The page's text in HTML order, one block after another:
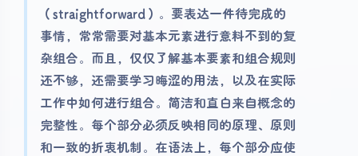
（straightforward）。要表达一件待完成的
事情，常常需要对基本元素进行意料不到的复
杂组合。而且，仅仅了解基本要素和组合规则
还不够，还需要学习晦涩的用法，以及在实际
工作中如何进行组合。简洁和直白来自概念的
完整性。每个部分必须反映相同的原理、原则
和一致的折衷机制。在语法上，每个部分应使